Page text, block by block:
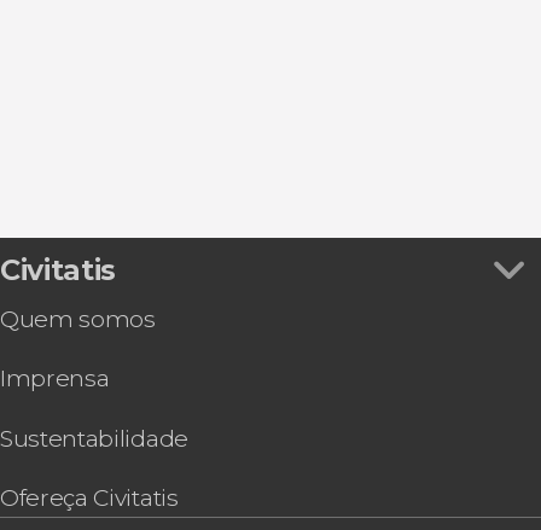
Civitatis
Quem somos
Imprensa
Sustentabilidade
Ofereça Civitatis